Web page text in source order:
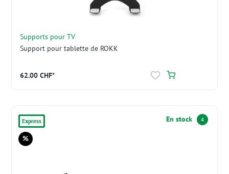
Supports pour TV
Support pour tablette de ROKK
62.00 CHF*
Express
Réduction
%
En stock 4